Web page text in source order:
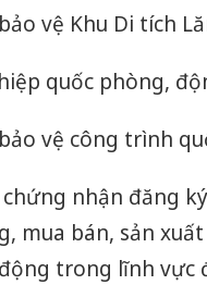
vệ Khu Di tích
quốc phòng,
vệ công trình
nhận đăng
mua bán, sản
trong lĩnh vực